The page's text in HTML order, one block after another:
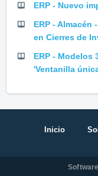
ERP - Nuevo
ERP -
en Cierres de
ERP - Modelos
'Ventanilla
Inicio